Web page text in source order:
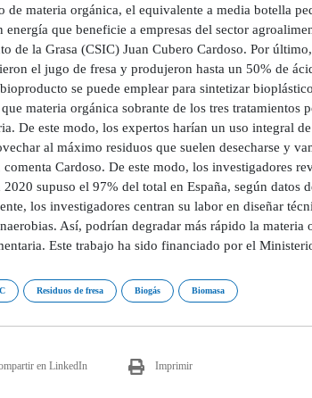
de materia orgánica, el equivalente a media botella
energía que beneficie a empresas del sector
de la Grasa (CSIC) Juan Cubero Cardoso. Por
el jugo de fresa y produjeron hasta un 50% de
se puede emplear para sintetizar
materia orgánica sobrante de los tres tratamientos
De este modo, los expertos harían un uso integral
al máximo residuos que suelen desecharse y
Cardoso. De este modo, los investigadores
supuso el 97% del total en España, según datos
los investigadores centran su labor en diseñar
Así, podrían degradar más rápido la
Este trabajo ha sido financiado por el
Residuos de fresa Biogás Biomasa
en LinkedIn Imprimir